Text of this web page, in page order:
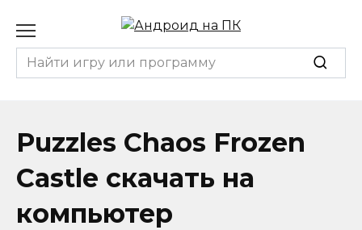
содержанию
Search
for:
Puzzles Chaos Frozen
Castle скачать на
компьютер